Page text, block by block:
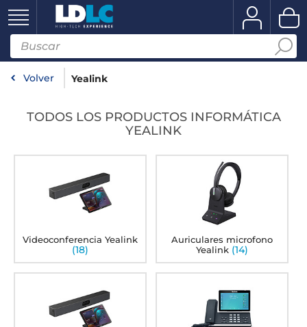
Volver Yealink
TODOS LOS PRODUCTOS INFORMÁTICA
YEALINK
Videoconferencia Yealink
(18)
Auriculares microfono
Yealink (14)